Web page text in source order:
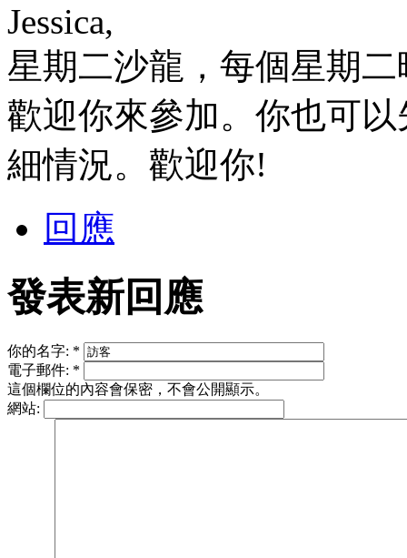
Jessica,
星期二沙龍，每個星期
歡迎你來參加。你也可以
細情況。歡迎你!
回應
發表新回應
你的名字: *
電子郵件: *
這個欄位的內容會保密，不會公開顯示。
網站: